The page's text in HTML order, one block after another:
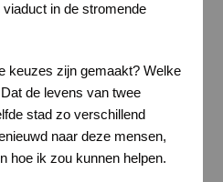
in de stromende
keuzes zijn gemaakt? Welke
de levens van twee
stad zo verschillend
naar deze mensen,
hoe ik zou kunnen helpen.